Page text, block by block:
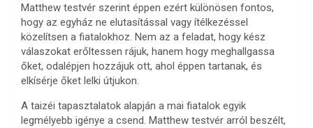
Matthew testvér szerint éppen ezért különösen fontos,
hogy az egyház ne elutasítással vagy ítélkezéssel
közelítsen a fiatalokhoz. Nem az a feladat, hogy kész
válaszokat erőltessen rájuk, hanem hogy meghallgassa
őket, odalépjen hozzájuk ott, ahol éppen tartanak, és
elkísérje őket lelki útjukon.
A taizéi tapasztalatok alapján a mai fiatalok egyik
legmélyebb igénye a csend. Matthew testvér arról beszélt,